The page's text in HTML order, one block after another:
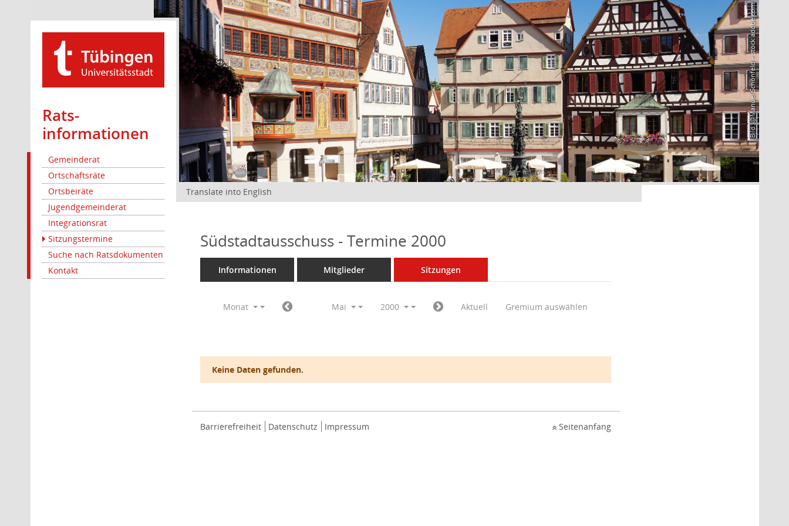
Rats­
informationen
Gemeinderat
Ortschaftsräte
Ortsbeiräte
Jugendgemeinderat
Integrationsrat
Sitzungstermine
Suche nach Ratsdokumenten
Kontakt
Bild: @Manuel Schönfeld – stock.adobe.com
Translate into English
Südstadtausschuss - Termine 2000
Informationen Mitglieder Sitzungen
Monat Mai 2000 Aktuell Gremium auswählen
Keine Daten gefunden.
Barrierefreiheit Datenschutz Impressum Seitenanfang